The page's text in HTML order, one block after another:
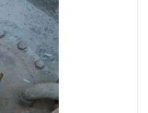
液位计
计传感器定制
计